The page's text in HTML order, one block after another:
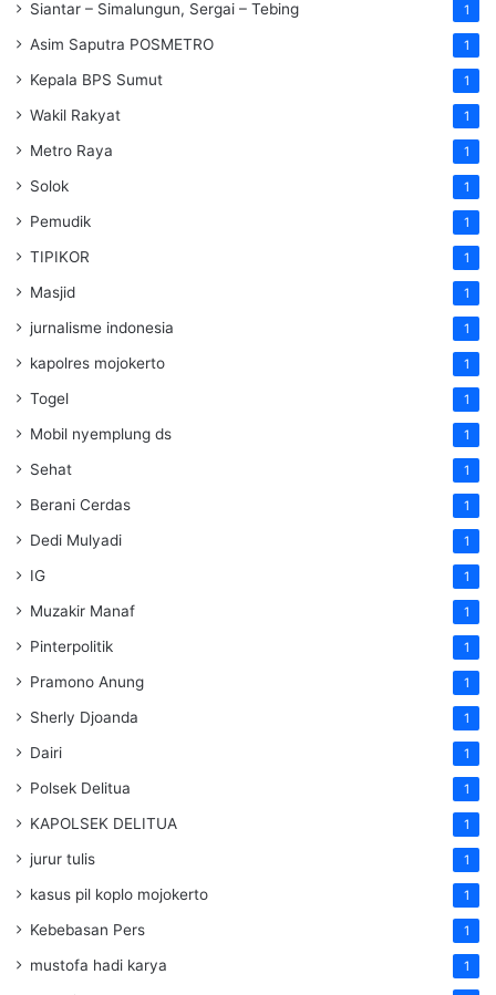
Siantar – Simalungun, Sergai – Tebing 1
Asim Saputra POSMETRO 1
Kepala BPS Sumut 1
Wakil Rakyat 1
Metro Raya 1
Solok 1
Pemudik 1
TIPIKOR 1
Masjid 1
jurnalisme indonesia 1
kapolres mojokerto 1
Togel 1
Mobil nyemplung ds 1
Sehat 1
Berani Cerdas 1
Dedi Mulyadi 1
IG 1
Muzakir Manaf 1
Pinterpolitik 1
Pramono Anung 1
Sherly Djoanda 1
Dairi 1
Polsek Delitua 1
KAPOLSEK DELITUA 1
jurur tulis 1
kasus pil koplo mojokerto 1
Kebebasan Pers 1
mustofa hadi karya 1